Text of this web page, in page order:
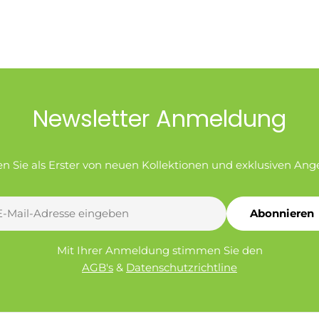
Newsletter Anmeldung
Sie als Erster von neuen Kollektionen und exklusiven
Abonnieren
Mit Ihrer Anmeldung stimmen Sie den
AGB's & Datenschutzrichtline